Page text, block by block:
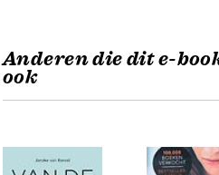
Anderen die dit e-
ook